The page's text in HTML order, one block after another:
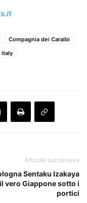
Compagnia dei Caraibi
italy
Articolo successivo
Sentaku Izakaya
vero Giappone sotto i
portici